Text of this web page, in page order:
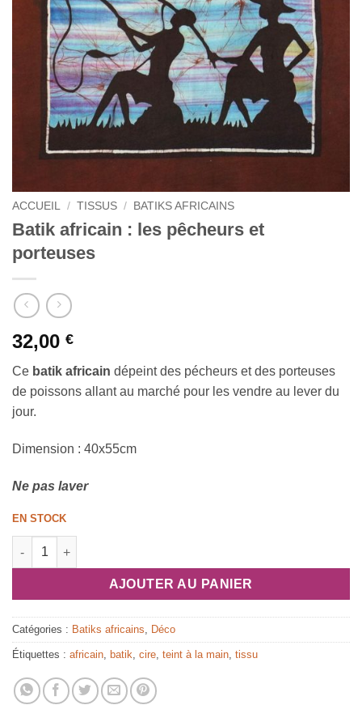
ACCUEIL / TISSUS / BATIKS AFRICAINS
Batik africain : les pêcheurs et
porteuses
32,00 €
Ce batik africain dépeint des pécheurs et des porteuses
de poissons allant au marché pour les vendre au lever du
jour.
Dimension : 40x55cm
Ne pas laver
EN STOCK
quantité de Batik africain : les pêcheurs et porteuses
AJOUTER AU PANIER
Catégories : Batiks africains, Déco
Étiquettes : africain, batik, cire, teint à la main, tissu